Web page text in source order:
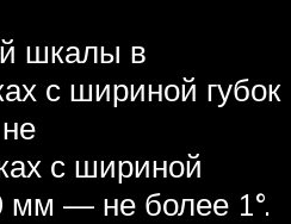
шкалы в
с шириной губок
с шириной
мм — не более 1°.